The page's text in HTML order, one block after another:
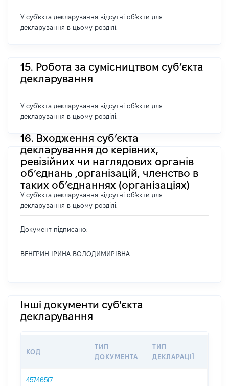
У суб'єкта декларування відсутні об'єкти для
декларування в цьому розділі.
15. Робота за сумісництвом суб’єкта
декларування
У суб'єкта декларування відсутні об'єкти для
декларування в цьому розділі.
16. Входження суб’єкта
декларування до керівних,
ревізійних чи наглядових органів
об’єднань ,організацій, членство в
таких об’єднаннях (організаціях)
У суб'єкта декларування відсутні об'єкти для
декларування в цьому розділі.
Документ підписано:
ВЕНГРИН ІРИНА ВОЛОДИМИРІВНА
Інші документи суб'єкта
декларування
КОД
ТИП
ДОКУМЕНТА
ТИП
ДЕКЛАРАЦІЇ
457465f7-